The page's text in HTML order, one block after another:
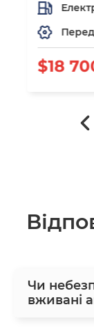
$18
Чи
вживані